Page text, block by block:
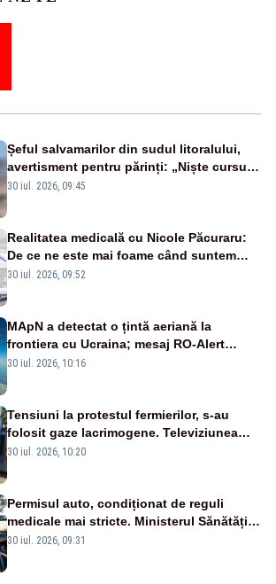
Șeful salvamarilor din sudul litoralului,
avertisment pentru părinți: „Niște cursuri
de înot la piscină nu sunt suficiente”
30 iul. 2026, 09:45
Realitatea medicală cu Nicole Păcuraru:
De ce ne este mai foame când suntem
obosiți?
30 iul. 2026, 09:52
MApN a detectat o țintă aeriană la
frontiera cu Ucraina; mesaj RO-Alert
transmis în județul Tulcea
30 iul. 2026, 10:16
Tensiuni la protestul fermierilor, s-au
folosit gaze lacrimogene. Televiziunea
Poporului face apel la calm – LIVE TEXT
30 iul. 2026, 10:20
Permisul auto, condiționat de reguli
medicale mai stricte. Ministerul Sănătății
propune schimbări majore
30 iul. 2026, 09:31